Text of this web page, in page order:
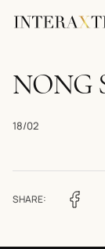
NONG
18/02
SHARE: